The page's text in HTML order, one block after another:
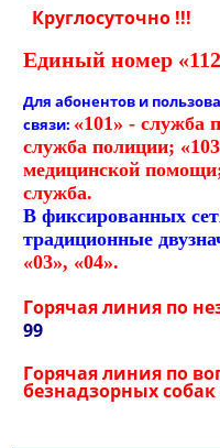
Круглосуточно !!!
Единый номер
Для абонентов и
связи: «101» - служба
служба полиции;
медицинской
служба.
В фиксированных
традиционные
«03», «04».
Горячая линия по
99
Горячая линия по
безнадзорных собак